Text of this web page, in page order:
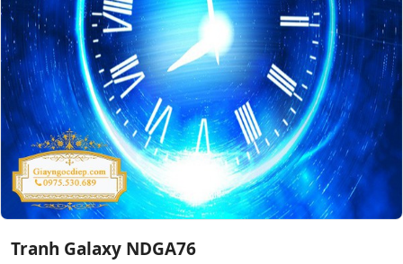
Tranh Galaxy NDGA76